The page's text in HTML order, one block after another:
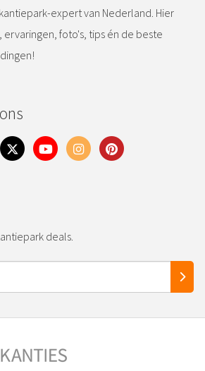
expert van Nederland. Hier
foto's, tips én de beste
deals.